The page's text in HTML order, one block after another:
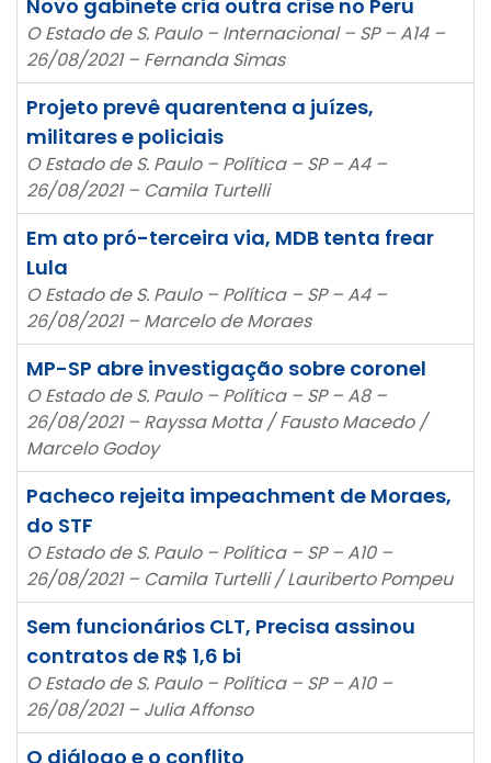
Novo gabinete cria outra crise no Peru
O Estado de S. Paulo – Internacional – SP – A14 –
26/08/2021 – Fernanda Simas
Projeto prevê quarentena a juízes,
militares e policiais
O Estado de S. Paulo – Política – SP – A4 –
26/08/2021 – Camila Turtelli
Em ato pró-terceira via, MDB tenta frear
Lula
O Estado de S. Paulo – Política – SP – A4 –
26/08/2021 – Marcelo de Moraes
MP-SP abre investigação sobre coronel
O Estado de S. Paulo – Política – SP – A8 –
26/08/2021 – Rayssa Motta / Fausto Macedo /
Marcelo Godoy
Pacheco rejeita impeachment de Moraes,
do STF
O Estado de S. Paulo – Política – SP – A10 –
26/08/2021 – Camila Turtelli / Lauriberto Pompeu
Sem funcionários CLT, Precisa assinou
contratos de R$ 1,6 bi
O Estado de S. Paulo – Política – SP – A10 –
26/08/2021 – Julia Affonso
O diálogo e o conflito